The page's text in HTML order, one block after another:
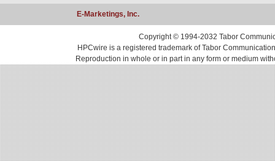
E-Marketings, Inc.
Copyright © 1994-2032 Tabor
HPCwire is a registered trademark of Tabor
Reproduction in whole or in part in any form or medium